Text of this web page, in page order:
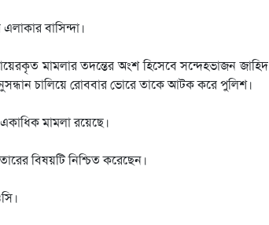
বাসিন্দা।
মামলার তদন্তের অংশ হিসেবে সন্দেহভাজন জাহিদ
চালিয়ে রোববার ভোরে তাকে আটক করে পুলিশ।
মামলা রয়েছে।
বিষয়টি নিশ্চিত করেছেন।